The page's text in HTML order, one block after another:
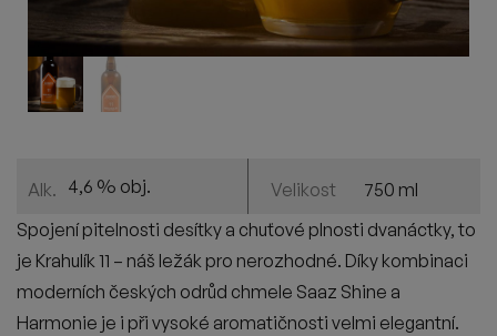
Alk. 4,6 % obj. Velikost
750 ml
Spojení pitelnosti desítky a chuťové plnosti dvanáctky, to
je Krahulík 11 – náš ležák pro nerozhodné. Díky kombinaci
moderních českých odrůd chmele Saaz Shine a
Harmonie je i při vysoké aromatičnosti velmi elegantní.